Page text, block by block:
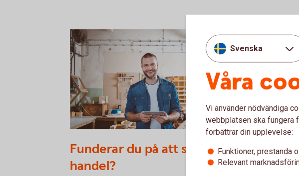
Funderar du på att starta e-
handel?
Two
Har du
Svenska
Våra
Vi använder nödvändiga
webbplatsen ska fungera
förbättrar din upplevelse:
Funktioner, prestanda
Relevant